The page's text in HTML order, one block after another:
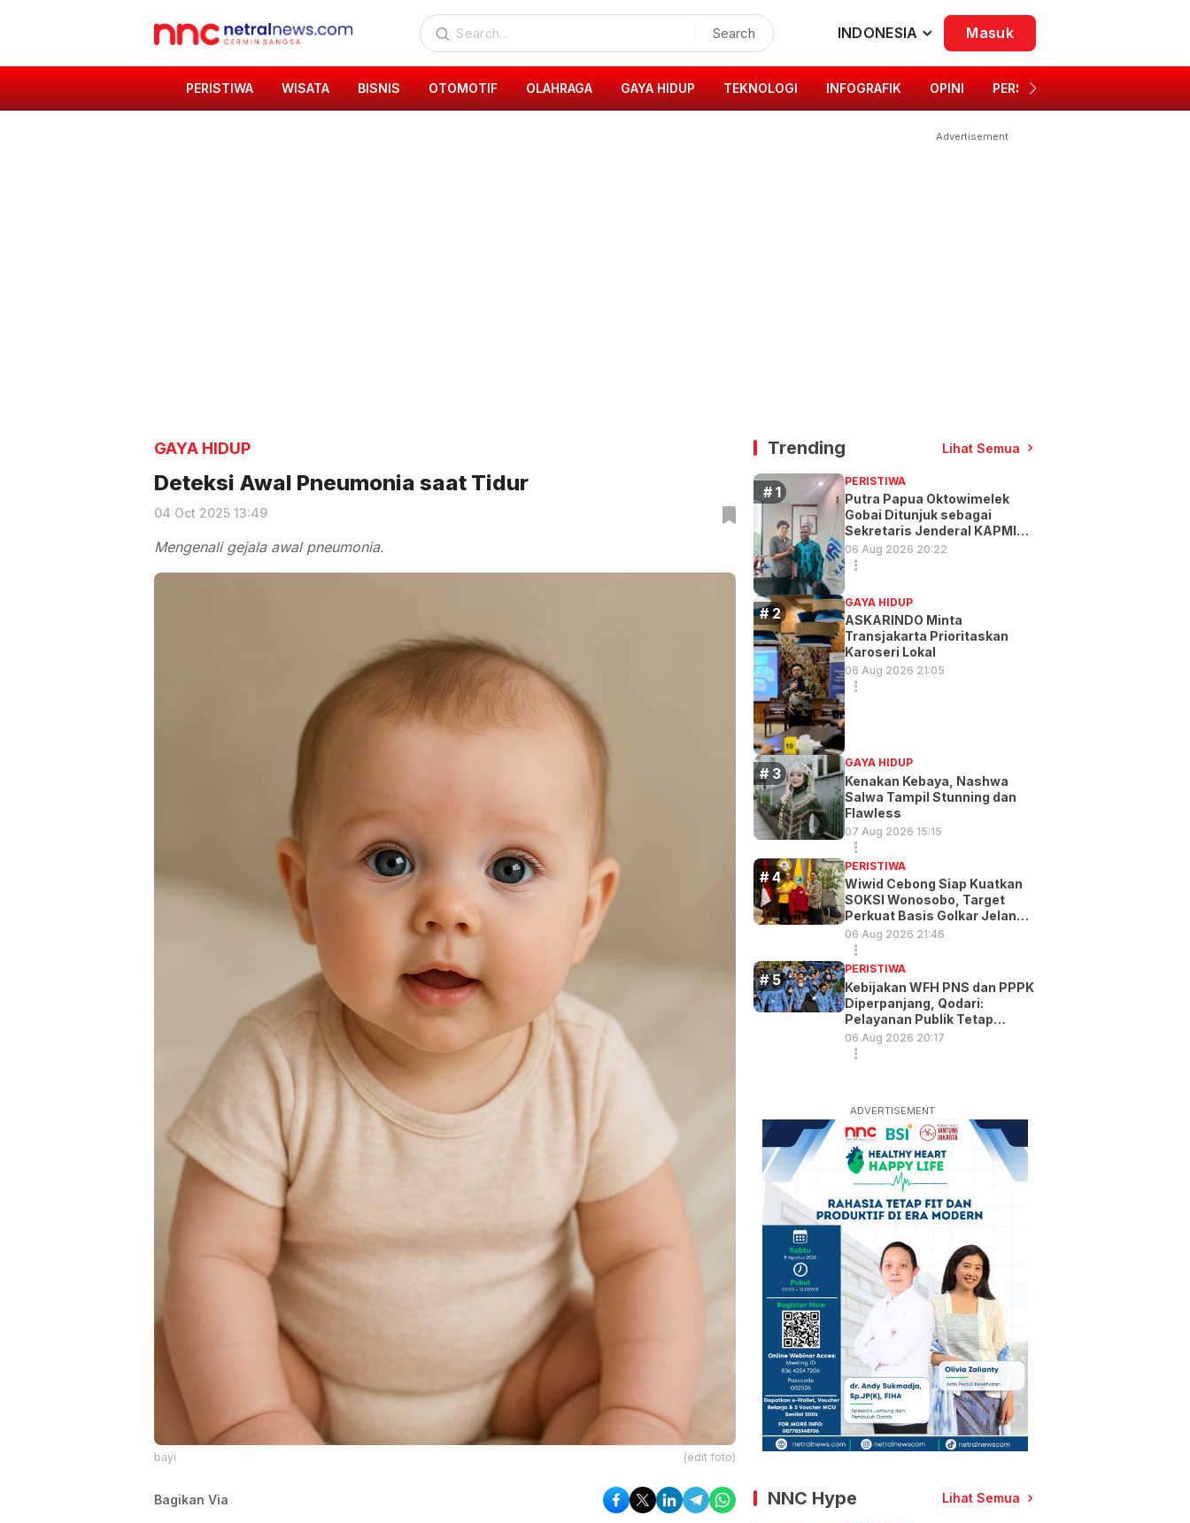
Search INDONESIA Masuk
PERISTIWA WISATA BISNIS OTOMOTIF OLAHRAGA GAYA HIDUP TEKNOLOGI INFOGRAFIK OPINI PERSONA
Advertisement
GAYA HIDUP
Deteksi Awal Pneumonia saat Tidur
04 Oct 2025 13:49
Mengenali gejala awal pneumonia.
bayi (edit foto)
Bagikan Via
Trending Lihat Semua
PERISTIWA
Putra Papua Oktowimelek
Gobai Ditunjuk sebagai
Sekretaris Jenderal KAPMI
PT
06 Aug 2026 20:22
GAYA HIDUP
ASKARINDO Minta
Transjakarta Prioritaskan
Karoseri Lokal
06 Aug 2026 21:05
GAYA HIDUP
Kenakan Kebaya, Nashwa
Salwa Tampil Stunning dan
Flawless
07 Aug 2026 15:15
PERISTIWA
Wiwid Cebong Siap Kuatkan
SOKSI Wonosobo, Target
Perkuat Basis Golkar Jelang
Pemilu 2029
06 Aug 2026 21:46
PERISTIWA
Kebijakan WFH PNS dan PPPK
Diperpanjang, Qodari:
Pelayanan Publik Tetap
Optimal
06 Aug 2026 20:17
ADVERTISEMENT
NNC Hype Lihat Semua